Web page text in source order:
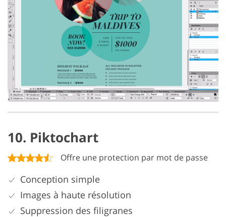
10. Piktochart
Offre une protection par mot de passe
Conception simple
Images à haute résolution
Suppression des filigranes